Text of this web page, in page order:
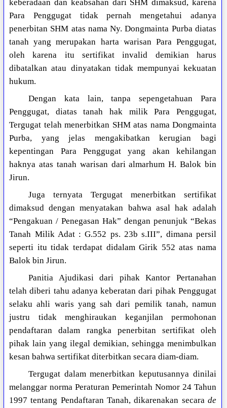
keberadaan dan keabsahan dari SHM dimaksud, karena
Para Penggugat tidak pernah mengetahui adanya
penerbitan SHM atas nama Ny. Dongmainta Purba diatas
tanah yang merupakan harta warisan Para Penggugat,
oleh karena itu sertifikat invalid demikian harus
dibatalkan atau dinyatakan tidak mempunyai kekuatan
hukum.
Dengan kata lain, tanpa sepengetahuan Para
Penggugat, diatas tanah hak milik Para Penggugat,
Tergugat telah menerbitkan SHM atas nama Dongmainta
Purba, yang jelas mengakibatkan kerugian bagi
kepentingan Para Penggugat yang akan kehilangan
haknya atas tanah warisan dari almarhum H. Balok bin
Jirun.
Juga ternyata Tergugat menerbitkan sertifikat
dimaksud dengan menyatakan bahwa asal hak adalah
“Pengakuan / Penegasan Hak” dengan penunjuk “Bekas
Tanah Milik Adat : G.552 ps. 23b s.III”, dimana persil
seperti itu tidak terdapat didalam Girik 552 atas nama
Balok bin Jirun.
Panitia Ajudikasi dari pihak Kantor Pertanahan
telah diberi tahu adanya keberatan dari pihak Penggugat
selaku ahli waris yang sah dari pemilik tanah, namun
justru tidak menghiraukan keganjilan permohonan
pendaftaran dalam rangka penerbitan sertifikat oleh
pihak lain yang ilegal demikian, sehingga menimbulkan
kesan bahwa sertifikat diterbitkan secara diam-diam.
Tergugat dalam menerbitkan keputusannya dinilai
melanggar norma Peraturan Pemerintah Nomor 24 Tahun
1997 tentang Pendaftaran Tanah, dikarenakan secara de